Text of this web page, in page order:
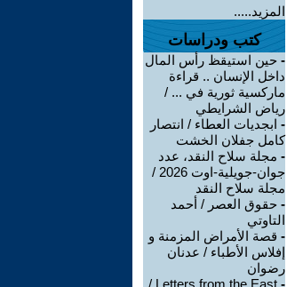
المزيد.....
كتب ودراسات
- حين استيقظ رأس المال
داخل الإنسان .. قراءة
ماركسية ثورية في ... /
رياض الشرايطي
- ابجديات العطاء / انتصار
كامل جفلان الخشت
- مجلة سلاح النقد، عدد
جوان-جويلية-اوت 2026 /
مجلة سلاح النقد
- حقوق العصر / أحمد
التاوتي
- قصة الأمراض المزمنة و
إفلاس الأطباء / عدنان
رضوان
-
Letters from the East /